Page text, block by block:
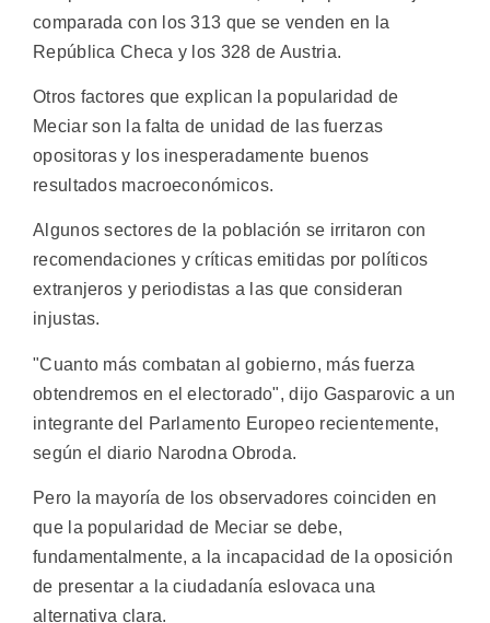
comparada con los 313 que se venden en la
República Checa y los 328 de Austria.
Otros factores que explican la popularidad de
Meciar son la falta de unidad de las fuerzas
opositoras y los inesperadamente buenos
resultados macroeconómicos.
Algunos sectores de la población se irritaron con
recomendaciones y críticas emitidas por políticos
extranjeros y periodistas a las que consideran
injustas.
"Cuanto más combatan al gobierno, más fuerza
obtendremos en el electorado", dijo Gasparovic a un
integrante del Parlamento Europeo recientemente,
según el diario Narodna Obroda.
Pero la mayoría de los observadores coinciden en
que la popularidad de Meciar se debe,
fundamentalmente, a la incapacidad de la oposición
de presentar a la ciudadanía eslovaca una
alternativa clara.